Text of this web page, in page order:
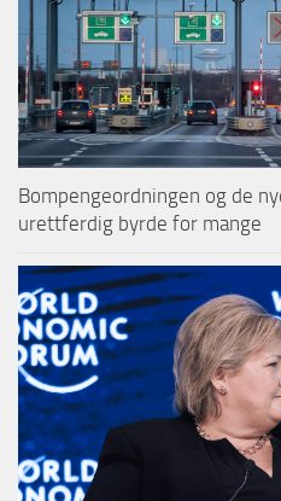
Bompengeordningen og de
urettferdig byrde for mange